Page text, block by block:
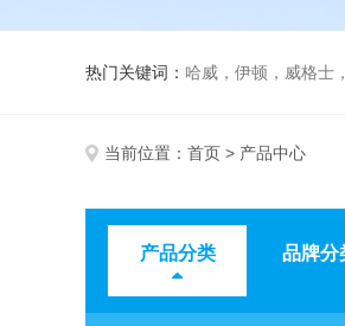
热门关键词： 哈威，伊顿，威格士
当前位置： 首页 > 产品中心
产品分类 品牌分